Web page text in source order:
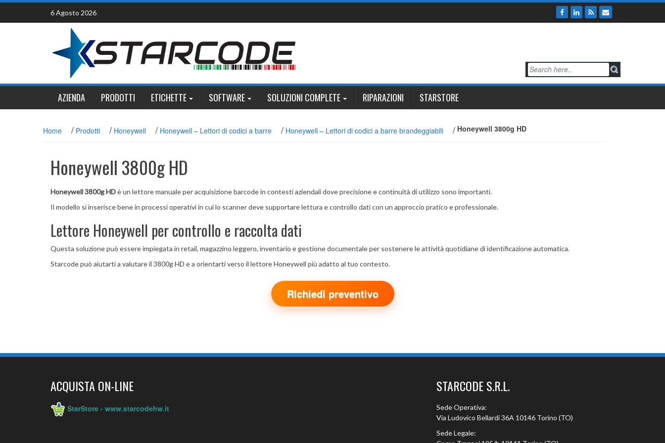
Skip
content
6 Agosto 2026
AZIENDA PRODOTTI ETICHETTE SOFTWARE SOLUZIONI COMPLETE RIPARAZIONI STARSTORE
Home / Prodotti / Honeywell / Honeywell – Lettori di codici a barre / Honeywell – Lettori di codici a barre brandeggiabili / Honeywell 3800g HD
Honeywell 3800g HD
Honeywell 3800g HDè un lettore manuale per acquisizione barcode in contesti aziendali dove precisione e continuità di utilizzo sono importanti.
Il modello si inserisce bene in processi operativi in cui lo scanner deve supportare lettura e controllo dati con un approccio pratico e professionale.
Lettore Honeywell per controllo e raccolta dati
Questa soluzione può essere impiegata in retail, magazzino leggero, inventario e gestione documentale per sostenere le attività quotidiane di identificazione automatica.
Starcode può aiutarti a valutare il 3800g HD e a orientarti verso il lettore Honeywell più adatto al tuo contesto.
Richiedi preventivo
ACQUISTA ON-LINE
StarStore - www.starcodehw.it
STARCODE S.R.L.
Sede Operativa:
Via Ludovico Bellardi 36A 10146 Torino (TO)
Sede Legale: